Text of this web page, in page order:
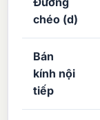
chéo (d)
Bán
kính nội
tiếp